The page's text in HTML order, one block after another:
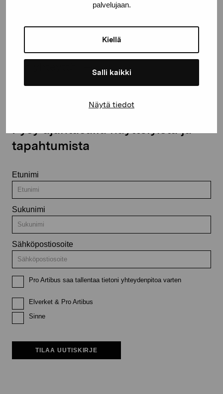
palvelujaan.
Kiellä
Salli kaikki
Näytä tiedot
Pysy ajantasalla näyttelyistä ja
tapahtumista
Etunimi
Sukunimi
Sähköpostiosoite
Pro Artibus saa tallentaa tietoni yhteydenpitoa varten
Elverket & Pro Artibus
Sinne
TILAA UUTISKIRJE